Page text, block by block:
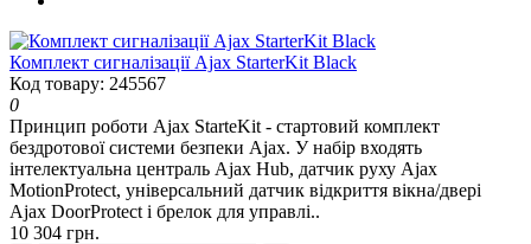
Комплект сигналізації Ajax StarterKit Black
Код товару: 245567
0
Принцип роботи Ajax StarteKit - стартовий комплект
бездротової системи безпеки Ajax. У набір входять
інтелектуальна централь Ajax Hub, датчик руху Ajax
MotionProtect, універсальний датчик відкриття вікна/двері
Ajax DoorProtect і брелок для управлі..
10 304 грн.